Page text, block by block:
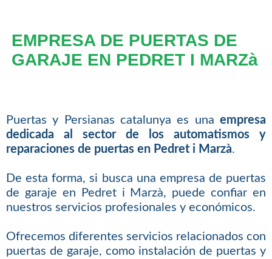
EMPRESA DE PUERTAS DE
GARAJE EN PEDRET I MARZà
Puertas y Persianas catalunya es unaempresa
dedicada al sector de los automatismos y
reparaciones de puertas en Pedret i Marzà.
De esta forma, si busca una empresa de puertas
de garaje en Pedret i Marzà, puede confiar en
nuestros servicios profesionales y económicos.
Ofrecemos diferentes servicios relacionados con
puertas de garaje, como instalación de puertas y